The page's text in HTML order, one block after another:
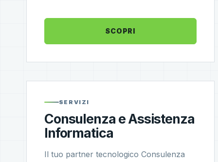
SCOPRI
SERVIZI
Consulenza e Assistenza
Informatica
Il tuo partner tecnologico Consulenza